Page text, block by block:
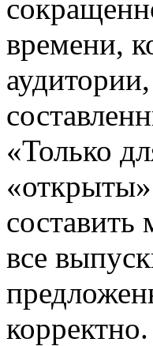
времени,
«Только
все
корректно.